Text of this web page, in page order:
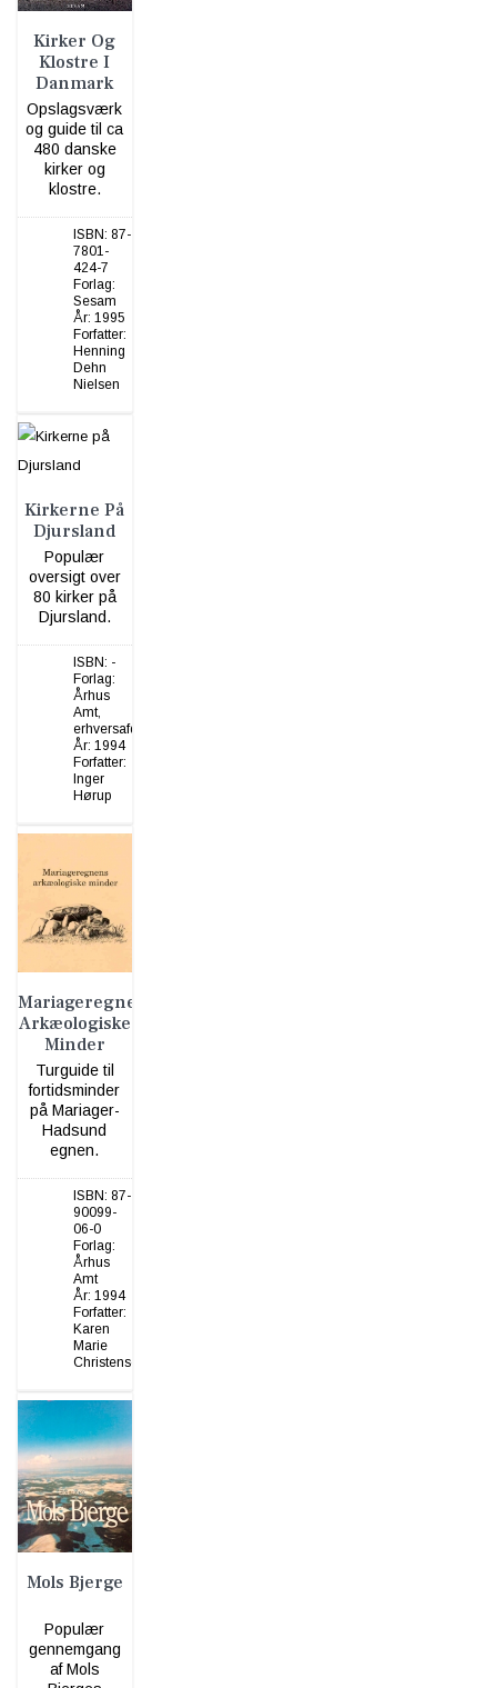
Kirker Og
Klostre I
Danmark
Opslagsværk
og guide til ca
480 danske
kirker og
klostre.
ISBN: 87-
7801-
424-7
Forlag:
Sesam
År: 1995
Forfatter:
Henning
Dehn
Nielsen
Kirkerne På
Djursland
Populær
oversigt over
80 kirker på
Djursland.
ISBN: -
Forlag:
Århus
Amt,
erhversafd.
År: 1994
Forfatter:
Inger
Hørup
Mariageregnens
Arkæologiske
Minder
Turguide til
fortidsminder
på Mariager-
Hadsund
egnen.
ISBN: 87-
90099-
06-0
Forlag:
Århus
Amt
År: 1994
Forfatter:
Karen
Marie
Christensen
Mols Bjerge
Populær
gennemgang
af Mols